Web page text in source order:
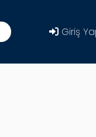
Giriş